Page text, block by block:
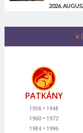
2026.
PATKÁNY
1936
1948
1960
1972
1984
1996